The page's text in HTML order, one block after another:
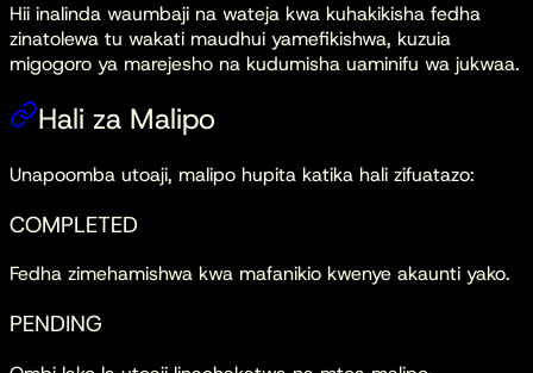
Hii inalinda waumbaji na wateja kwa kuhakikisha fedha
zinatolewa tu wakati maudhui yamefikishwa, kuzuia
migogoro ya marejesho na kudumisha uaminifu wa jukwaa.
Hali za Malipo
Unapoomba utoaji, malipo hupita katika hali zifuatazo:
COMPLETED
Fedha zimehamishwa kwa mafanikio kwenye akaunti yako.
PENDING